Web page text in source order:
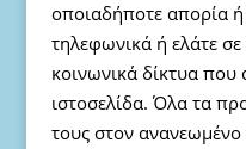
οποιαδήποτε απορία
τηλεφωνικά ή ελάτε
κοινωνικά δίκτυα
ιστοσελίδα. Όλα τα
τους στον